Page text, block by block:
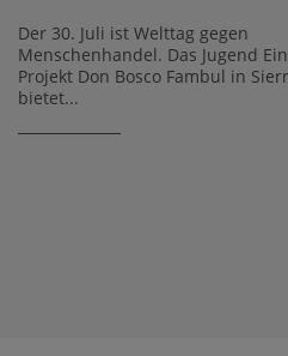
Der 30. Juli ist Welttag gegen
Menschenhandel. Das Jugend
Projekt Don Bosco Fambul in
bietet...